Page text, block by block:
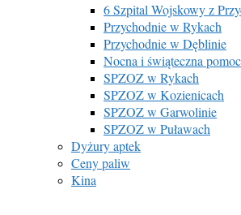
6 Szpital Wojskowy z
Przychodnie w Rykach
Przychodnie w Dęblinie
Nocna i świąteczna
SPZOZ w Rykach
SPZOZ w Kozienicach
SPZOZ w Garwolinie
SPZOZ w Puławach
Dyżury aptek
Ceny paliw
Kina